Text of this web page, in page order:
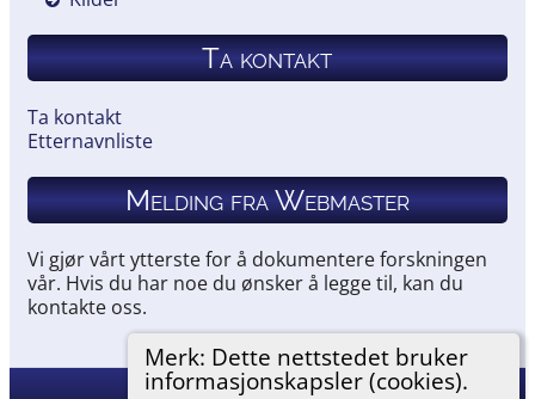
Merk: Dette nettstedet bruker
informasjonskapsler (cookies).
Ta kontakt
Ta kontakt
Etternavnliste
Melding fra Webmaster
Vi gjør vårt ytterste for å dokumentere forskningen
vår. Hvis du har noe du ønsker å legge til, kan du
kontakte oss.